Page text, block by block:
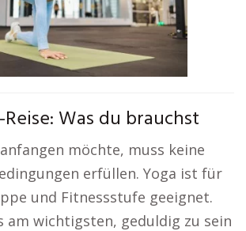
Was du brauchst
möchte, muss keine
erfüllen. Yoga ist für
und Fitnessstufe geeignet.
am wichtigsten, geduldig zu sein